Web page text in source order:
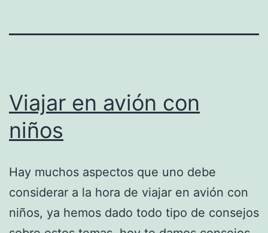
Viajar en avión con
niños
Hay muchos aspectos que uno debe
considerar a la hora de viajar en avión con
niños, ya hemos dado todo tipo de consejos